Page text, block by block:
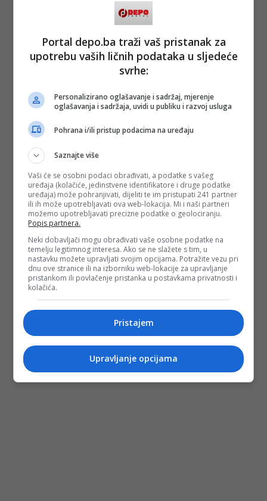
Portal depo.ba traži vaš pristanak za
upotrebu vaših ličnih podataka u sljedeće
svrhe:
Personalizirano oglašavanje i sadržaj, mjerenje
oglašavanja i sadržaja, uvidi u publiku i razvoj usluga
Pohrana i/ili pristup podacima na uređaju
Saznajte više
Vaši će se osobni podaci obrađivati, a podatke s vašeg
uređaja (kolačiće, jedinstvene identifikatore i druge podatke
uređaja) može pohranjivati, dijeliti te im pristupati 241 partner
ili ih može upotrebljavati ova web-lokacija. Mi i naši partneri
možemo upotrebljavati precizne podatke o geolociranju.
Popis partnera.
Neki dobavljači mogu obrađivati vaše osobne podatke na
temelju legitimnog interesa. Ako se ne slažete s tim, u
nastavku možete upravljati svojim opcijama. Potražite vezu pri
dnu ove stranice ili na izborniku web-lokacije za upravljanje
pristankom ili povlačenje pristanka u postavkama privatnosti i
kolačića.
Pristajem
Upravljanje opcijama